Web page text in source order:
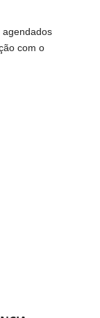
agendados
com o